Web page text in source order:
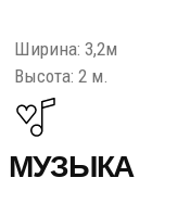
Ширина: 3,2м
Высота: 2 м.
МУЗЫКА